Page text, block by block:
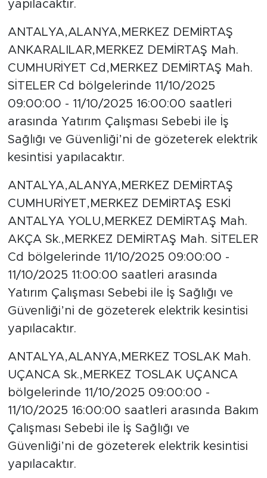
yapılacaktır.
ANTALYA,ALANYA,MERKEZ DEMİRTAŞ
ANKARALILAR,MERKEZ DEMİRTAŞ Mah.
CUMHURİYET Cd,MERKEZ DEMİRTAŞ Mah.
SİTELER Cd bölgelerinde 11/10/2025
09:00:00 - 11/10/2025 16:00:00 saatleri
arasında Yatırım Çalışması Sebebi ile İş
Sağlığı ve Güvenliği’ni de gözeterek elektrik
kesintisi yapılacaktır.
ANTALYA,ALANYA,MERKEZ DEMİRTAŞ
CUMHURİYET,MERKEZ DEMİRTAŞ ESKİ
ANTALYA YOLU,MERKEZ DEMİRTAŞ Mah.
AKÇA Sk.,MERKEZ DEMİRTAŞ Mah. SİTELER
Cd bölgelerinde 11/10/2025 09:00:00 -
11/10/2025 11:00:00 saatleri arasında
Yatırım Çalışması Sebebi ile İş Sağlığı ve
Güvenliği’ni de gözeterek elektrik kesintisi
yapılacaktır.
ANTALYA,ALANYA,MERKEZ TOSLAK Mah.
UÇANCA Sk.,MERKEZ TOSLAK UÇANCA
bölgelerinde 11/10/2025 09:00:00 -
11/10/2025 16:00:00 saatleri arasında Bakım
Çalışması Sebebi ile İş Sağlığı ve
Güvenliği’ni de gözeterek elektrik kesintisi
yapılacaktır.